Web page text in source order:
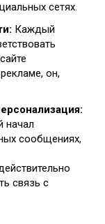
сетях.
Каждый
он,
начал
сообщениях,
связь с